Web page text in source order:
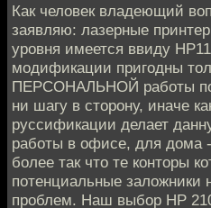
Как человек владеющий
заявляю: лазерные
уровня имеется ввиду
модификации пригодны
ПЕРСОНАЛЬНОЙ работы
ни шагу в сторону, иначе
руссификации делает
работы в офисе, для дома
более так что те конторы
потенциальные
проблем. Наш выбор HP